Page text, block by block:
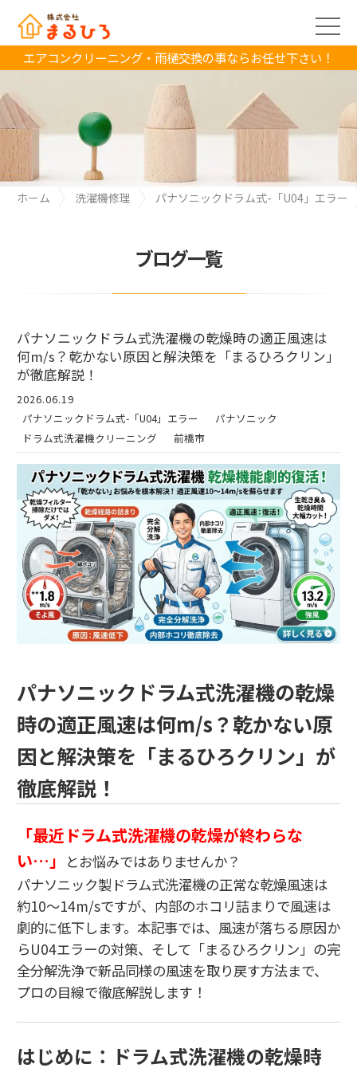
エアコンクリーニング・雨樋交換の事ならお任せ下さい！
ホーム 洗濯機修理
パナソニックドラム式-「U04」エラー
ブログ一覧
パナソニックドラム式洗濯機の乾燥時の適正風速は
何m/s？乾かない原因と解決策を「まるひろクリン」
が徹底解説！
2026.06.19
パナソニックドラム式-「U04」エラー
パナソニック
ドラム式洗濯機クリーニング
前橋市
パナソニックドラム式洗濯機の乾燥
時の適正風速は何m/s？乾かない原
因と解決策を「まるひろクリン」が
徹底解説！
「最近ドラム式洗濯機の乾燥が終わらな
い…」 とお悩みではありませんか？
パナソニック製ドラム式洗濯機の正常な乾燥風速は
約10〜14m/sですが、内部のホコリ詰まりで風速は
劇的に低下します。本記事では、風速が落ちる原因か
らU04エラーの対策、そして「まるひろクリン」の完
全分解洗浄で新品同様の風速を取り戻す方法まで、
プロの目線で徹底解説します！
はじめに：ドラム式洗濯機の乾燥時